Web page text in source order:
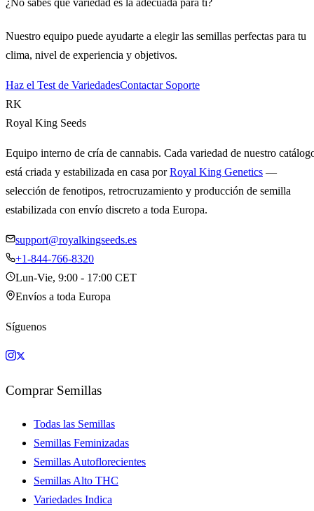
¿No sabes qué variedad es la adecuada para ti?
Nuestro equipo puede ayudarte a elegir las semillas perfectas para tu
clima, nivel de experiencia y objetivos.
Haz el Test de VariedadesContactar Soporte
RK
Royal King Seeds
Equipo interno de cría de cannabis. Cada variedad de nuestro
está criada y estabilizada en casa porRoyal King Genetics —
selección de fenotipos, retrocruzamiento y producción de semilla
estabilizada con envío discreto a toda Europa.
support@royalkingseeds.es
+1-844-766-8320
Lun-Vie, 9:00 - 17:00 CET
Envíos a toda Europa
Síguenos
Comprar Semillas
Todas las Semillas
Semillas Feminizadas
Semillas Autoflorecientes
Semillas Alto THC
Variedades Indica